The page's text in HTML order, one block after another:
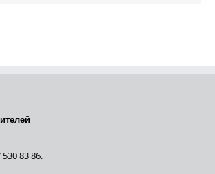
530 83 86.